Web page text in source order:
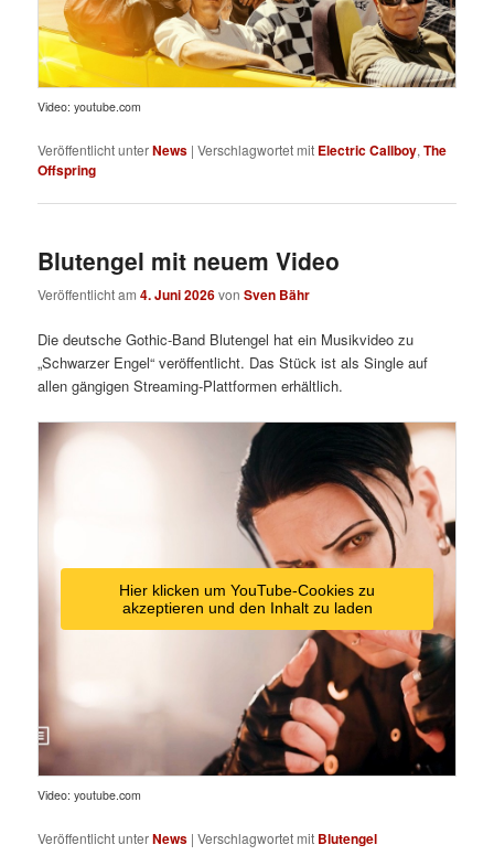
Video: youtube.com
Veröffentlicht unterNews |Verschlagwortet mit Electric Callboy,The
Offspring
Blutengel mit neuem Video
Veröffentlicht am4. Juni 2026vonSven Bähr
Die deutsche Gothic-Band Blutengel hat ein Musikvideo zu
„Schwarzer Engel“ veröffentlicht. Das Stück ist als Single auf
allen gängigen Streaming-Plattformen erhältlich.
Hier klicken um YouTube-Cookies zu
akzeptieren und den Inhalt zu laden
Video: youtube.com
Veröffentlicht unterNews |Verschlagwortet mit Blutengel